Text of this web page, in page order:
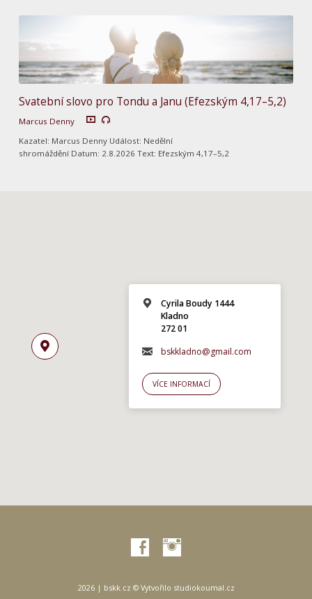
Svatební slovo pro Tondu a Janu (Efezským 4,17–5,2)
Marcus Denny
Kazatel: Marcus Denny Událost: Nedělní
shromáždění Datum: 2.8.2026 Text: Efezským 4,17–5,2
Cyrila Boudy 1444
Kladno
272 01
bskkladno@gmail.com
VÍCE INFORMACÍ
2026 | bskk.cz © Vytvořilo studiokoumal.cz